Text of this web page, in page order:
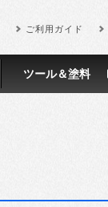
ご利用ガイド
ツール＆塗料